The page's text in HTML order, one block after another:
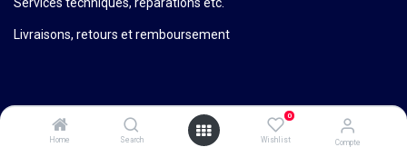
Home Search
0
Wishlist Compte
Livraisons, retours et remboursement
Conditions générales de vente